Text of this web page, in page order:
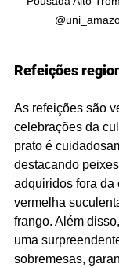
Refeições
As refeições são
celebrações da
prato é
destacando
adquiridos fora da
vermelha
frango. Além
uma
sobremesas,